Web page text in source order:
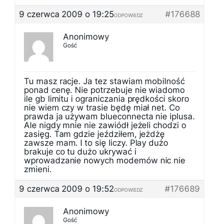
9 czerwca 2009 o 19:25
#176688
ODPOWIEDZ
Anonimowy
Gość
Tu masz racje. Ja tez stawiam mobilność
ponad cenę. Nie potrzebuje nie wiadomo
ile gb limitu i ograniczania prędkości skoro
nie wiem czy w trasie będę miał net. Co
prawda ja używam blueconnecta nie iplusa.
Ale nigdy mnie nie zawiódł jeżeli chodzi o
zasięg. Tam gdzie jeździłem, jeżdżę
zawsze mam. I to się liczy. Play dużo
brakuje co tu dużo ukrywać i
wprowadzanie nowych modemów nic nie
zmieni.
9 czerwca 2009 o 19:52
#176689
ODPOWIEDZ
Anonimowy
Gość